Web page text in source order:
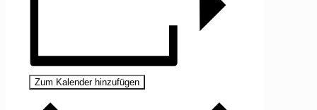
Zum Kalender hinzufügen